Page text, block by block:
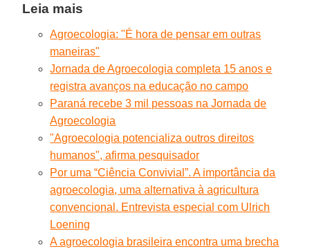
Leia mais
Agroecologia: "É hora de pensar em outras
maneiras"
Jornada de Agroecologia completa 15 anos e
registra avanços na educação no campo
Paraná recebe 3 mil pessoas na Jornada de
Agroecologia
"Agroecologia potencializa outros direitos
humanos", afirma pesquisador
Por uma “Ciência Convivial”. A importância da
agroecologia, uma alternativa à agricultura
convencional. Entrevista especial com Ulrich
Loening
A agroecologia brasileira encontra uma brecha